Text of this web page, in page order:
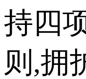
持四
则,拥